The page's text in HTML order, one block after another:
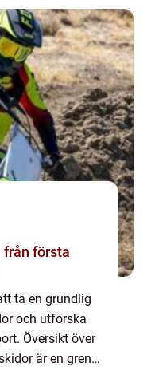
från första
ta en grundlig
och utforska
Översikt över
är en gren